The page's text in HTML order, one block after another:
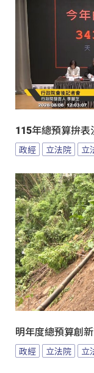
115年總預算拚表
政經 立法院 立
明年度總預算創
政經 立法院 立